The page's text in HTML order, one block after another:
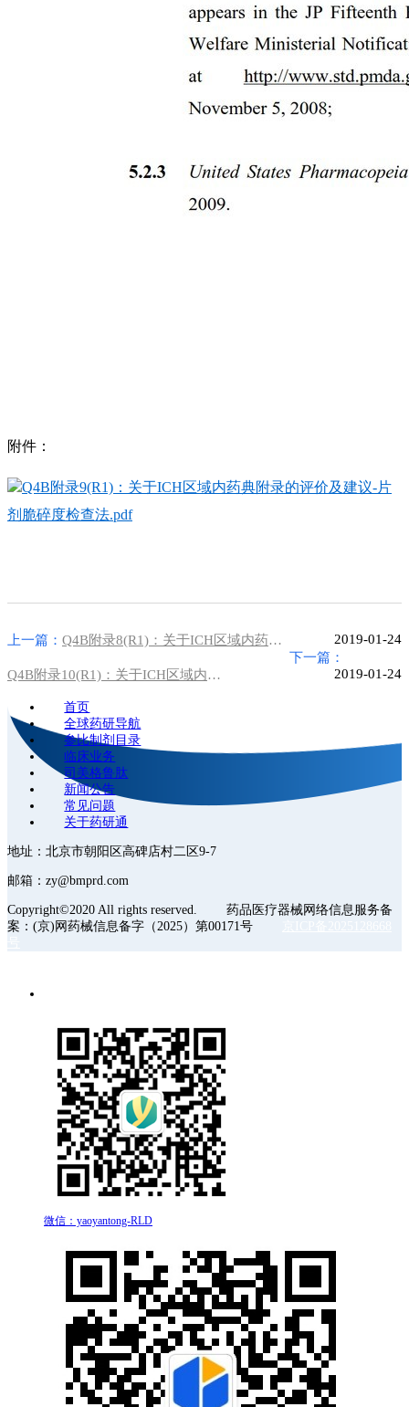
附件：
Q4B附录9(R1)：关于ICH区域内药典附录的评价及建议-片
剂脆碎度检查法.pdf
上一篇： Q4B附录8(R1)：关于ICH区域内药典附录的评价及建议-无菌检查法
2019-01-24
下一篇：
Q4B附录10(R1)：关于ICH区域内药典附录的评价及建议-聚丙烯酰胺凝胶电泳法
2019-01-24
首页
全球药研导航
参比制剂目录
临床业务
司美格鲁肽
新闻公告
常见问题
关于药研通
地址：北京市朝阳区高碑店村二区9-7
邮箱：zy@bmprd.com
Copyright©2020 All rights reserved. 药品医疗器械网络信息服务备
案：(京)网药械信息备字（2025）第00171号
微信：yaoyantong-RLD